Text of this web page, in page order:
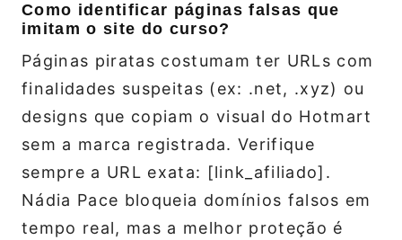
Como identificar páginas falsas que
imitam o site do curso?
Páginas piratas costumam ter URLs com
finalidades suspeitas (ex: .net, .xyz) ou
designs que copiam o visual do Hotmart
sem a marca registrada. Verifique
sempre a URL exata: [link_afiliado].
Nádia Pace bloqueia domínios falsos em
tempo real, mas a melhor proteção é